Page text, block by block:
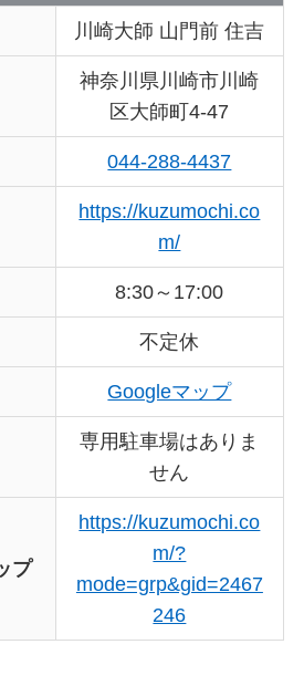
川崎大師 山門前 住吉
神奈川県川崎市川崎
区大師町4-47
044-288-4437
https://kuzumochi.co
m/
8:30～17:00
不定休
Googleマップ
専用駐車場はありま
せん
プ
https://kuzumochi.co
m/?
mode=grp&gid=2467
246